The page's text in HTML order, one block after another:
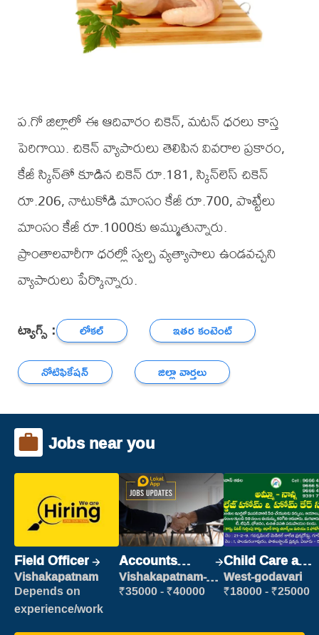
ప.గో జిల్లాలో ఈ ఆదివారం చికెన్, మటన్ ధరలు కాస్త
పెరిగాయి. చికెన్ వ్యాపారులు తెలిపిన వివరాల ప్రకారం,
కేజీ స్కిన్‌తో కూడిన చికెన్ రూ.181, స్కిన్‌లెస్ చికెన్
రూ.206, నాటుకోడి మాంసం కేజీ రూ.700, పొట్టేలు
మాంసం కేజీ రూ.1000కు అమ్ముతున్నారు.
ప్రాంతాలవారీగా ధరల్లో స్వల్ప వ్యత్యాసాలు ఉండవచ్చని
వ్యాపారులు పేర్కొన్నారు.
ట్యాగ్స్ : లోకల్
ఇతర కంటెంట్
నోటిఫికేషన్
జిల్లా వార్తలు
Jobs near you
Field Officer
Vishakapatnam
Depends on
experience/work
Accounts
Clerk
Vishakapatnam-
new
₹35000 - ₹40000
Child Care and
Patient care
West-godavari
₹18000 - ₹25000